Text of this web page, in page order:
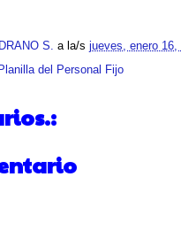
S. a la/s jueves, enero 16,
Planilla del Personal Fijo